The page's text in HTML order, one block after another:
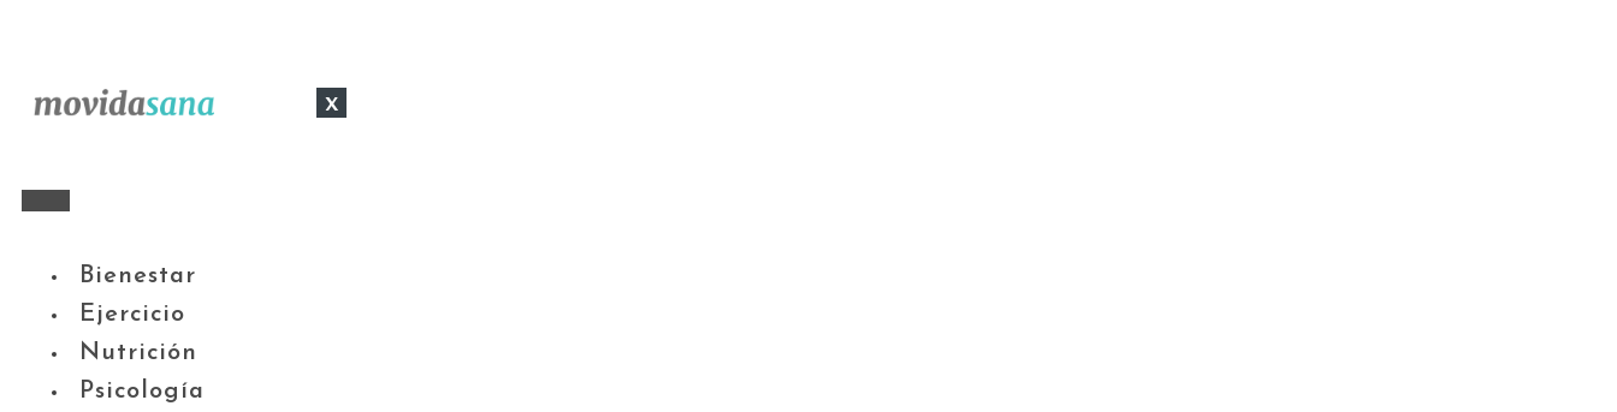
x
Bienestar
Ejercicio
Nutrición
Psicología